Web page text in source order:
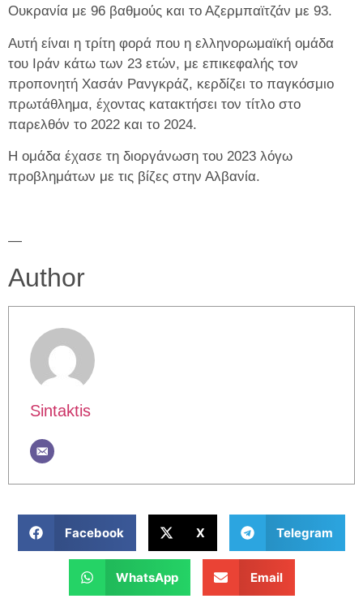
Ουκρανία με 96 βαθμούς και το Αζερμπαϊτζάν με 93.
Αυτή είναι η τρίτη φορά που η ελληνορωμαϊκή ομάδα
του Ιράν κάτω των 23 ετών, με επικεφαλής τον
προπονητή Χασάν Ρανγκράζ, κερδίζει το παγκόσμιο
πρωτάθλημα, έχοντας κατακτήσει τον τίτλο στο
παρελθόν το 2022 και το 2024.
Η ομάδα έχασε τη διοργάνωση του 2023 λόγω
προβλημάτων με τις βίζες στην Αλβανία.
—
Author
Sintaktis
Facebook X Telegram
WhatsApp Email